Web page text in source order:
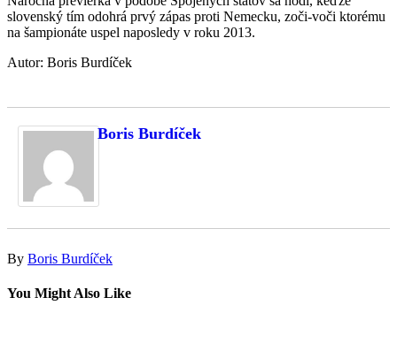
slovenský tím odohrá prvý zápas proti Nemecku, zoči-voči ktorému
na šampionáte uspel naposledy v roku 2013.
Autor: Boris Burdíček
Boris Burdíček
By Boris Burdíček
You Might Also Like